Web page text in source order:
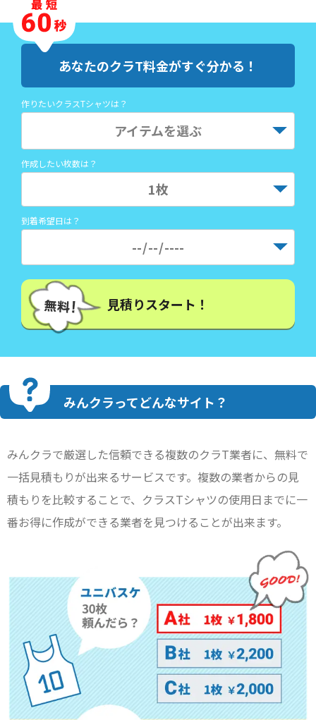
あなたのクラT料金がすぐ分かる！
作りたいクラスTシャツは？
アイテムを選ぶ
作成したい枚数は？
到着希望日は？
見積りスタート！
みんクラってどんなサイト？
みんクラで厳選した信頼できる複数のクラT業者に、無料で
一括見積もりが出来るサービスです。複数の業者からの見
積もりを比較することで、クラスTシャツの使用日までに一
番お得に作成ができる業者を見つけることが出来ます。